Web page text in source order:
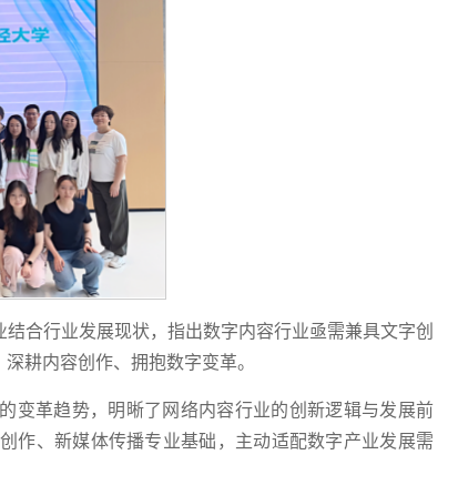
合行业发展现状，指出数字内容行业亟需兼具文字创
耕内容创作、拥抱数字变革。
变革趋势，明晰了网络内容行业的创新逻辑与发展前
作、新媒体传播专业基础，主动适配数字产业发展需